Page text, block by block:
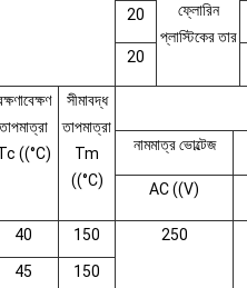
ফ্লোরিন
প্লাস্টিকের তার
20
20
তাপমাত্রা
((°C)
সীমাবদ্ধ
তাপমাত্রা
Tm
((°C)
নামমাত্র ভোল্টেজ
AC ((V)
40 150 250
45 150